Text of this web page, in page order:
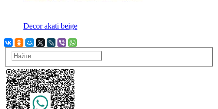
Decor akati beige